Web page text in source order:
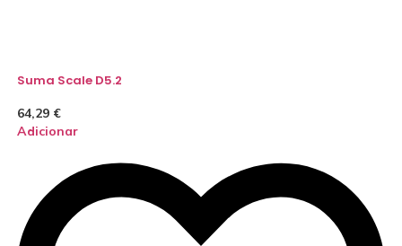
Suma Scale D5.2
64,29 €
Adicionar